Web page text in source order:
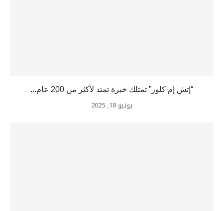
“إتش إم كلوز” تمتلك خبرة تمتد لأكثر من 200 عام...
يونيو 18, 2025